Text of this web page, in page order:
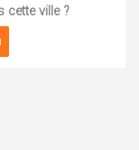
cette ville ?